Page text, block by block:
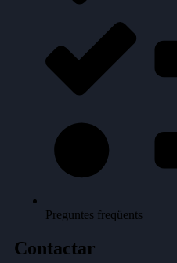
Preguntes freqüents
Contactar